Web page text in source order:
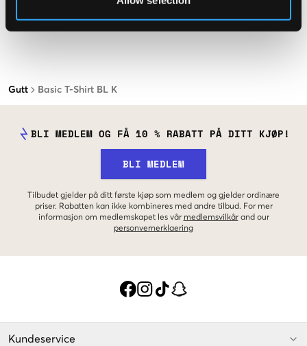
Gutt Basic T-Shirt BL K
BLI MEDLEM OG FÅ 10 % RABATT PÅ DITT KJØP!
BLI MEDLEM
Tilbudet gjelder på ditt første kjøp som medlem og gjelder ordinære
priser. Rabatten kan ikke kombineres med andre tilbud. For mer
informasjon om medlemskapet les vår medlemsvilkår and our
personvernerklaering
Kundeservice